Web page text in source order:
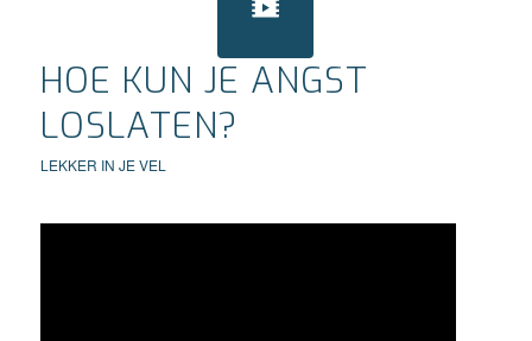
HOE KUN JE ANGST
LOSLATEN?
LEKKER IN JE VEL